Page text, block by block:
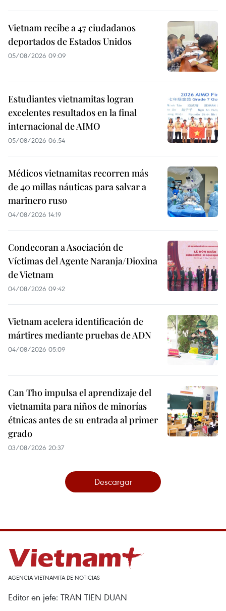
Vietnam recibe a 47 ciudadanos
deportados de Estados Unidos
05/08/2026 09:09
Estudiantes vietnamitas logran
excelentes resultados en la final
internacional de AIMO
05/08/2026 06:54
Médicos vietnamitas recorren más
de 40 millas náuticas para salvar a
marinero ruso
04/08/2026 14:19
Condecoran a Asociación de
Víctimas del Agente Naranja/Dioxina
de Vietnam
04/08/2026 09:42
Vietnam acelera identificación de
mártires mediante pruebas de ADN
04/08/2026 05:09
Can Tho impulsa el aprendizaje del
vietnamita para niños de minorías
étnicas antes de su entrada al primer
grado
03/08/2026 20:37
Descargar
AGENCIA VIETNAMITA DE NOTICIAS
Editor en jefe: TRAN TIEN DUAN